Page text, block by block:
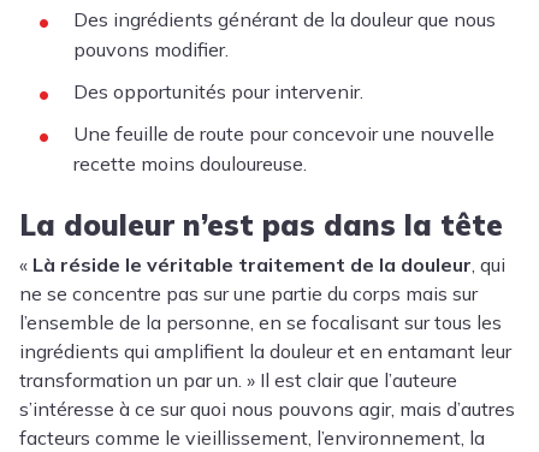
Des ingrédients générant de la douleur que nous
pouvons modifier.
Des opportunités pour intervenir.
Une feuille de route pour concevoir une nouvelle
recette moins douloureuse.
La douleur n’est pas dans la tête
« Là réside le véritable traitement de la douleur , qui
ne se concentre pas sur une partie du corps mais sur
l’ensemble de la personne, en se focalisant sur tous les
ingrédients qui amplifient la douleur et en entamant leur
transformation un par un. » Il est clair que l’auteure
s’intéresse à ce sur quoi nous pouvons agir, mais d’autres
facteurs comme le vieillissement, l’environnement, la